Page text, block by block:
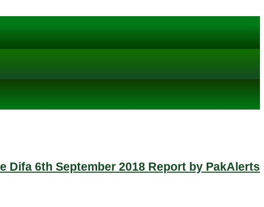
Difa 6th September 2018 Report by PakAlerts